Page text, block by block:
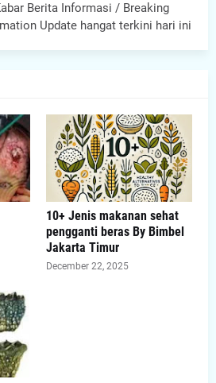
Berita Informasi / Breaking
Update hangat terkini hari ini
10+ Jenis makanan sehat
pengganti beras By Bimbel
Jakarta Timur
December 22, 2025